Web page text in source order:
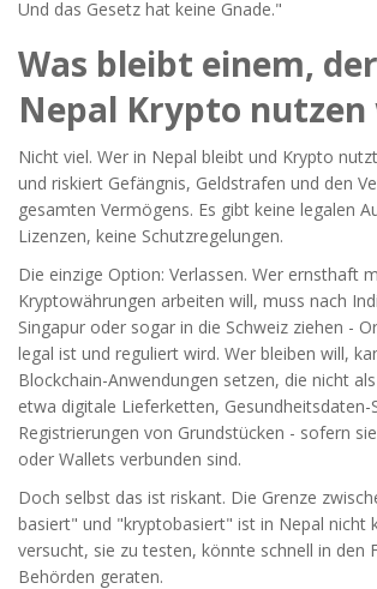
Und das Gesetz hat keine Gnade."
Was bleibt einem,
Nepal Krypto nutzen
Nicht viel. Wer in Nepal bleibt und Krypto
und riskiert Gefängnis, Geldstrafen und den
gesamten Vermögens. Es gibt keine legalen
Lizenzen, keine Schutzregelungen.
Die einzige Option: Verlassen. Wer ernsthaft
Kryptowährungen arbeiten will, muss nach
Singapur oder sogar in die Schweiz ziehen -
legal ist und reguliert wird. Wer bleiben will,
Blockchain-Anwendungen setzen, die nicht
etwa digitale Lieferketten, Gesundheitsdaten-
Registrierungen von Grundstücken - sofern
oder Wallets verbunden sind.
Doch selbst das ist riskant. Die Grenze
basiert" und "kryptobasiert" ist in Nepal nicht
versucht, sie zu testen, könnte schnell in den
Behörden geraten.